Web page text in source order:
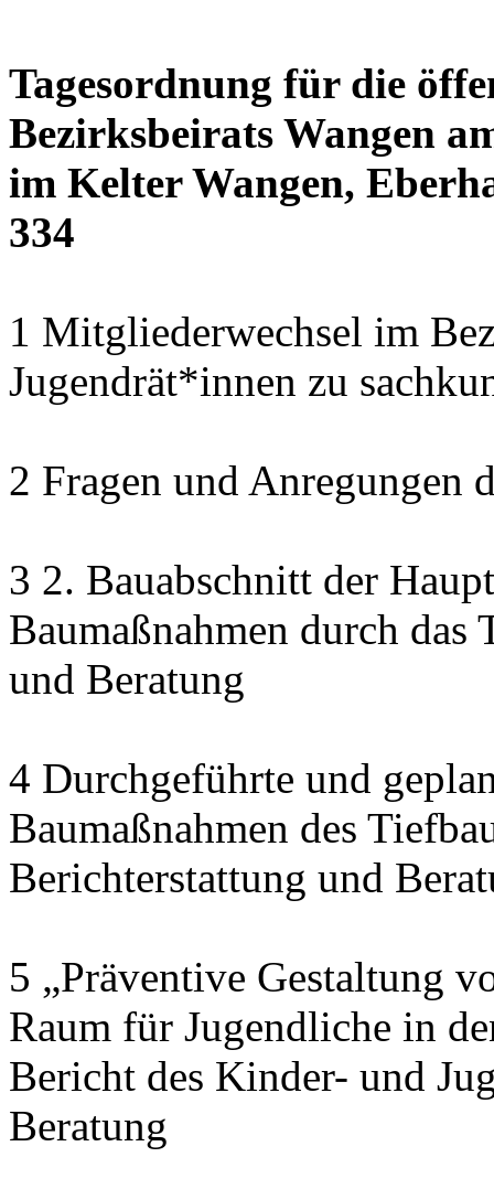
Tagesordnung für die
Bezirksbeirats Wangen
im Kelter Wangen,
334
1 Mitgliederwechsel im
Jugendrät*innen zu
2 Fragen und Anregungen
3 2. Bauabschnitt der
Baumaßnahmen durch
und Beratung
4 Durchgeführte und
Baumaßnahmen des
Berichterstattung und
5 „Präventive Gestaltung
Raum für Jugendliche in
Bericht des Kinder- und
Beratung